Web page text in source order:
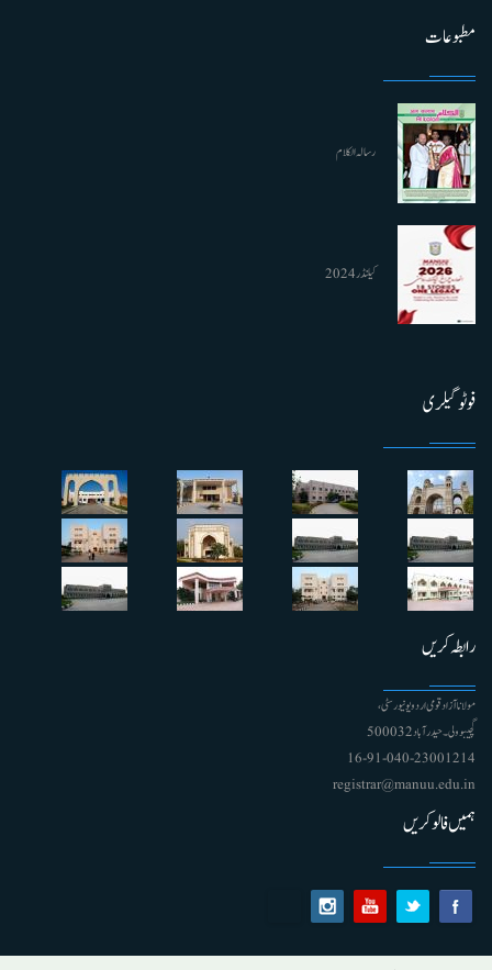
مطبوعات
رسالہ الکلام
کیلنڈر 2024
فوٹو گیلری
رابطہ کریں
مولانا آزاد قومی اردو یونیورسٹی ،
گچیبوولی۔ حیدرآباد 500032
91-040-23001214 - 16
registrar@manuu.edu.in
ہمیں فالو کریں